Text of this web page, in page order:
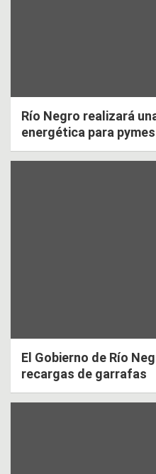
Río Negro realizará
energética para pymes
El Gobierno de Río
recargas de garrafas